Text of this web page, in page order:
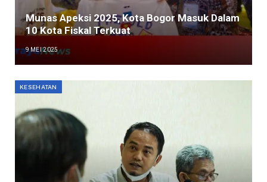
Munas Apeksi 2025, Kota Bogor Masuk Dalam
10 Kota Fiskal Terkuat
9 MEI 2025
KESEHATAN